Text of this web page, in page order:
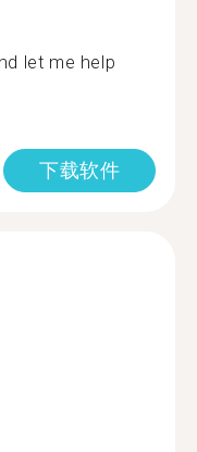
let me help
下载软件